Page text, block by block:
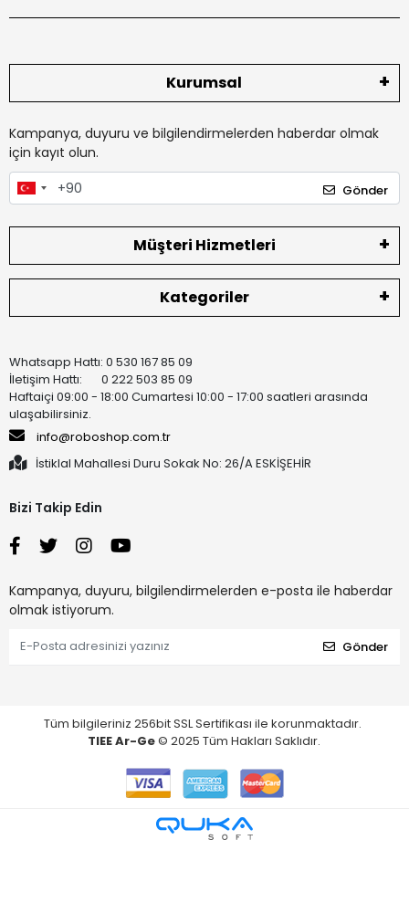
Kurumsal
Kampanya, duyuru ve bilgilendirmelerden haberdar olmak
için kayıt olun.
Gönder
Müşteri Hizmetleri
Kategoriler
Whatsapp Hattı: 0 530 167 85 09
İletişim Hattı: 0 222 503 85 09
Haftaiçi 09:00 - 18:00 Cumartesi 10:00 - 17:00 saatleri arasında
ulaşabilirsiniz.
info@roboshop.com.tr
İstiklal Mahallesi Duru Sokak No: 26/A ESKİŞEHİR
Bizi Takip Edin
Kampanya, duyuru, bilgilendirmelerden e-posta ile haberdar
olmak istiyorum.
Gönder
Tüm bilgileriniz 256bit SSL Sertifikası ile korunmaktadır.
TIEE Ar-Ge© 2025 Tüm Hakları Saklıdır.